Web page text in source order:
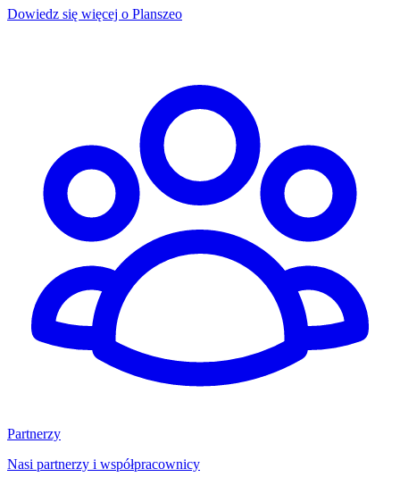
Dowiedz się więcej o Planszeo
Partnerzy
Nasi partnerzy i współpracownicy